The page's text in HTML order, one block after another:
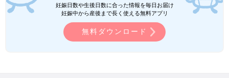
妊娠日数や生後日数に合った情報を毎日お届け
妊娠中から産後まで長く使える無料アプリ
無料ダウンロード